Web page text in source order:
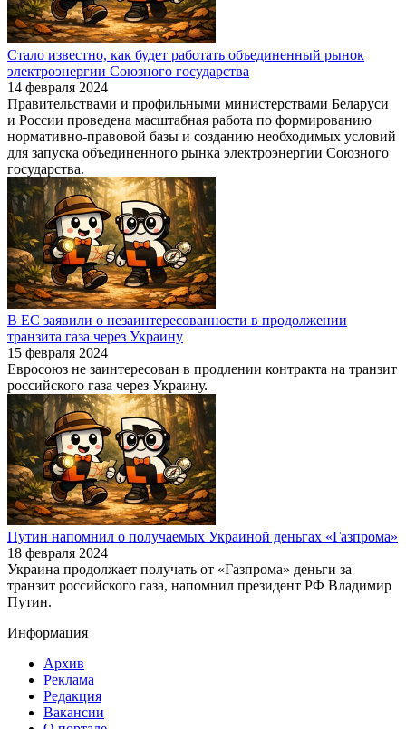
Стало известно, как будет работать объединенный рынок
электроэнергии Союзного государства
14 февраля 2024
Правительствами и профильными министерствами Беларуси
и России проведена масштабная работа по формированию
нормативно-правовой базы и созданию необходимых условий
для запуска объединенного рынка электроэнергии Союзного
государства.
В ЕС заявили о незаинтересованности в продолжении
транзита газа через Украину
15 февраля 2024
Евросоюз не заинтересован в продлении контракта на транзит
российского газа через Украину.
Путин напомнил о получаемых Украиной деньгах «Газпрома»
18 февраля 2024
Украина продолжает получать от «Газпрома» деньги за
транзит российского газа, напомнил президент РФ Владимир
Путин.
Информация
Архив
Реклама
Редакция
Вакансии